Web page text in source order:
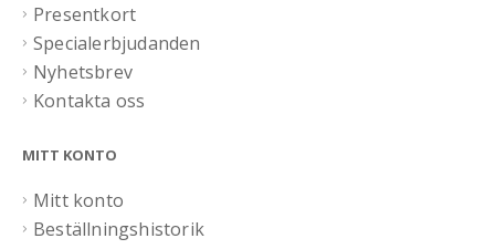
Presentkort
Specialerbjudanden
Nyhetsbrev
Kontakta oss
MITT KONTO
Mitt konto
Beställningshistorik